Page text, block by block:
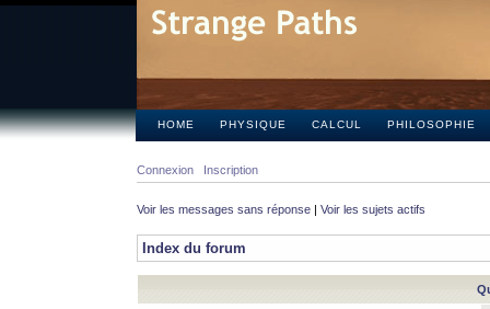
HOME PHYSIQUE CALCUL PHILOSOPHIE
Connexion Inscription
Voir les messages sans réponse | Voir les sujets actifs
Index du forum